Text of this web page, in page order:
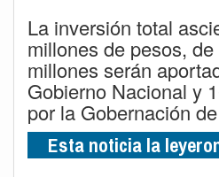
La inversión total
millones de pesos,
millones serán
Gobierno Nacional y
por la Gobernación
Esta noticia la